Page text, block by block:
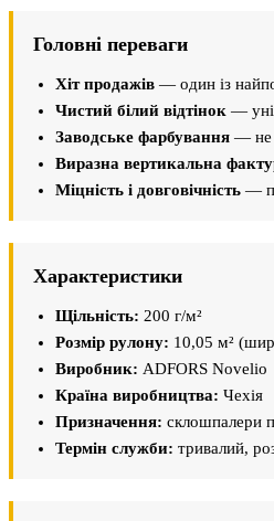
Головні переваги
Хіт продажів — один із
Чистий білий відтінок —
Заводське фарбування — не
Виразна вертикальна
Міцність і довговічність —
Характеристики
Щільність: 200 г/м²
Розмір рулону: 10,05 м²
Виробник: ADFORS Novelio
Країна виробництва: Чехія
Призначення: склошпалери
Термін служби: тривалий,